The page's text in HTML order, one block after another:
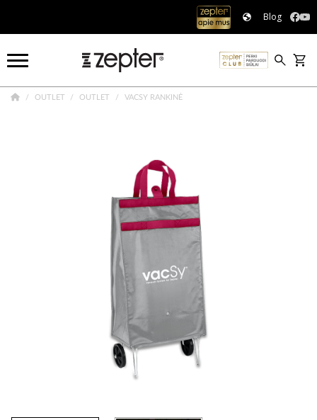
Blog
OUTLET OUTLET VACSY RANKINĖ